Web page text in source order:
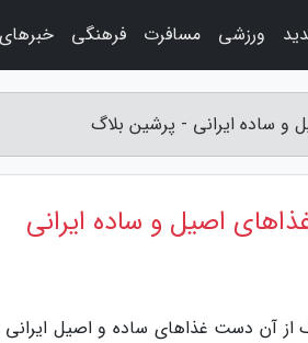
و ساده ایرانی - پرشین بلاگ
اصیل و ساده ایرانی
از آن دست غذاهای ساده و اصیل
ورزشی مسافرت فرهنگی